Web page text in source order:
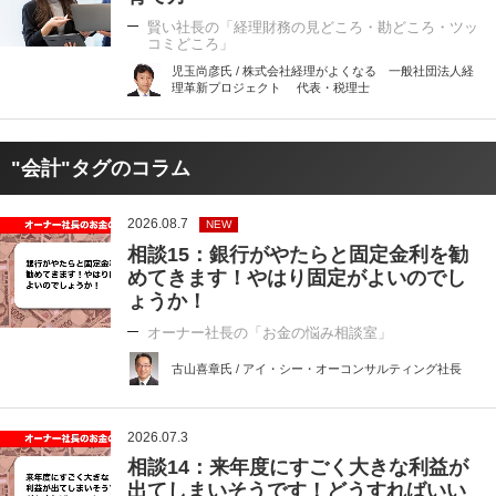
賢い社長の「経理財務の見どころ・勘どころ・ツッ
コミどころ」
児玉尚彦氏 / 株式会社経理がよくなる 一般社団法人経
理革新プロジェクト 代表・税理士
"会計"タグのコラム
2026.08.7 NEW
相談15：銀行がやたらと固定金利を勧
めてきます！やはり固定がよいのでし
ょうか！
オーナー社長の「お金の悩み相談室」
古山喜章氏 / アイ・シー・オーコンサルティング社長
2026.07.3
相談14：来年度にすごく大きな利益が
出てしまいそうです！どうすればいい